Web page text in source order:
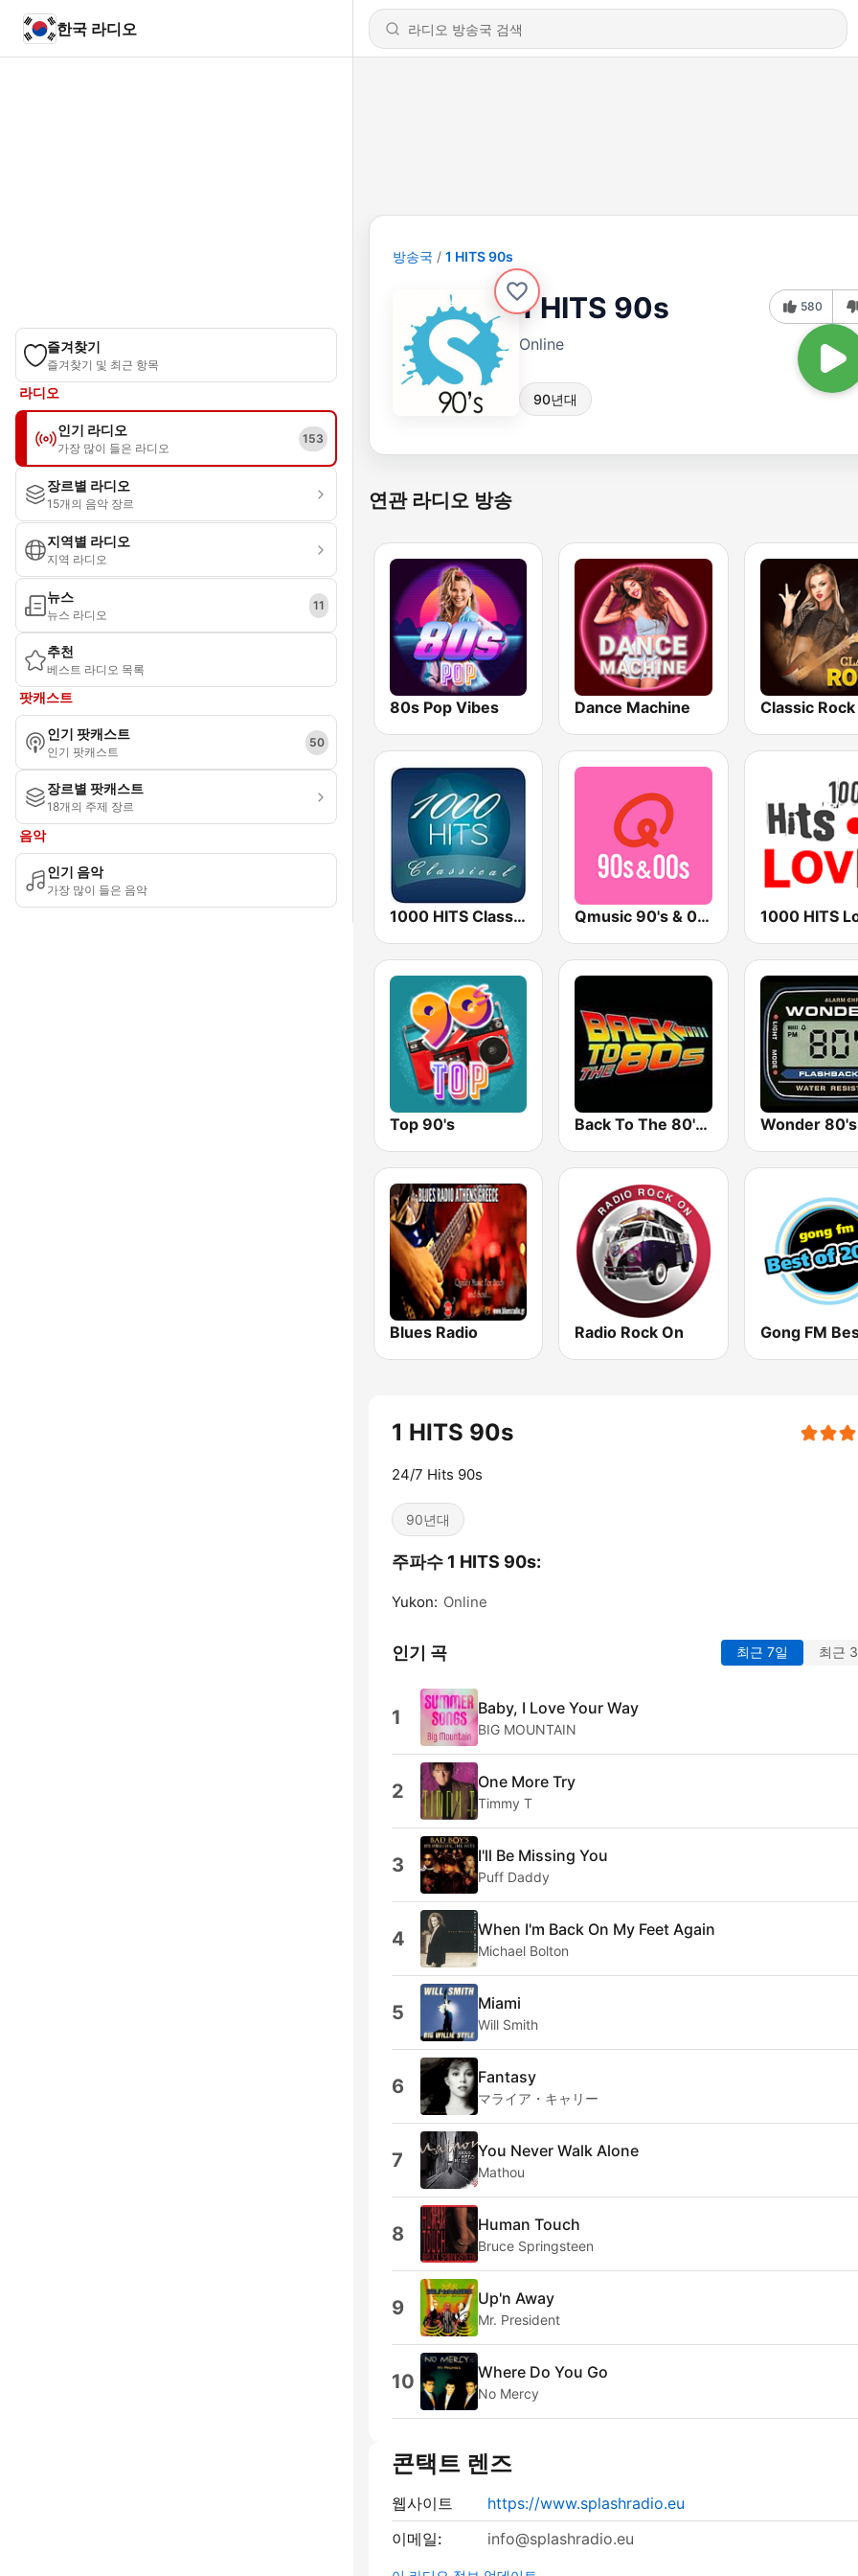
한국 라디오
즐겨찾기
즐겨찾기 및 최근 항목
라디오
인기 라디오
가장 많이 들은 라디오
153
장르별 라디오
15개의 음악 장르
지역별 라디오
지역 라디오
뉴스
뉴스 라디오
11
추천
베스트 라디오 목록
팟캐스트
인기 팟캐스트
인기 팟캐스트
50
장르별 팟캐스트
18개의 주제 장르
음악
인기 음악
가장 많이 들은 음악
방송국 1 HITS 90s
1 HITS 90s
Online
90년대
580
연관 라디오 방송
80s Pop Vibes Dance Machine
1000 HITS Classical Music Qmusic 90's & 00's 1000 HITS
Top 90's Back To The 80's Radio Wonder 80's
Blues Radio Radio Rock On
1 HITS 90s
24/7 Hits 90s
90년대
주파수 1 HITS 90s:
Yukon: Online
인기 곡 최근 7일 최근
1 Baby, I Love Your Way
BIG MOUNTAIN
2 One More Try
Timmy T
3 I'll Be Missing You
Puff Daddy
4 When I'm Back On My Feet Again
Michael Bolton
5 Miami
Will Smith
6 Fantasy
マライア・キャリー
7 You Never Walk Alone
Mathou
8 Human Touch
Bruce Springsteen
9 Up'n Away
Mr. President
10 Where Do You Go
No Mercy
콘택트 렌즈
웹사이트
https://www.splashradio.eu
이메일:
info@splashradio.eu